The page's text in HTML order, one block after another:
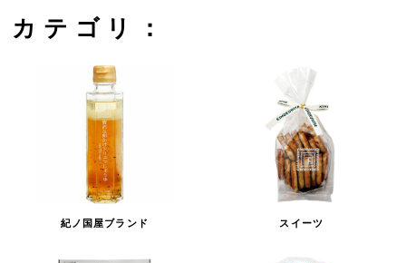
カテゴリ：
紀ノ国屋ブランド スイーツ